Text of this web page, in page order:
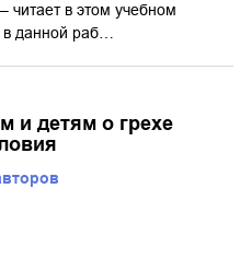
читает в этом учебном
в данной раб…
и детям о грехе